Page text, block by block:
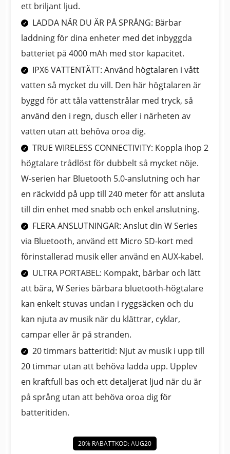
ett briljant ljud.
LADDA NÄR DU ÄR PÅ SPRÅNG: Bärbar
laddning för dina enheter med det inbyggda
batteriet på 4000 mAh med stor kapacitet.
IPX6 VATTENTÄTT: Använd högtalaren i vått
vatten så mycket du vill. Den här högtalaren är
byggd för att tåla vattenstrålar med tryck, så
använd den i regn, dusch eller i närheten av
vatten utan att behöva oroa dig.
TRUE WIRELESS CONNECTIVITY: Koppla ihop 2
högtalare trådlöst för dubbelt så mycket nöje.
W-serien har Bluetooth 5.0-anslutning och har
en räckvidd på upp till 240 meter för att ansluta
till din enhet med snabb och enkel anslutning.
FLERA ANSLUTNINGAR: Anslut din W Series
via Bluetooth, använd ett Micro SD-kort med
förinstallerad musik eller använd en AUX-kabel.
ULTRA PORTABEL: Kompakt, bärbar och lätt
att bära, W Series bärbara bluetooth-högtalare
kan enkelt stuvas undan i ryggsäcken och du
kan njuta av musik när du klättrar, cyklar,
campar eller är på stranden.
20 timmars batteritid: Njut av musik i upp till
20 timmar utan att behöva ladda upp. Upplev
en kraftfull bas och ett detaljerat ljud när du är
på språng utan att behöva oroa dig för
batteritiden.
20% RABATTKOD: AUG20